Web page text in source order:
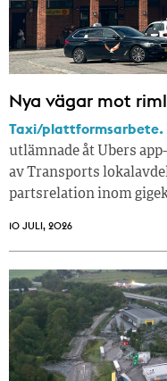
Nya vägar mot
Taxi/plattformsarbete.
utlämnade åt Ubers
av Transports
partsrelation inom
10 JULI, 2026